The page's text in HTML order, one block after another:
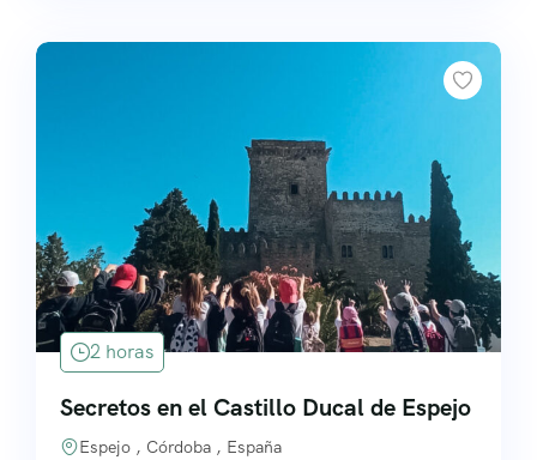
2 horas
Secretos en el Castillo Ducal de Espejo
Espejo , Córdoba , España